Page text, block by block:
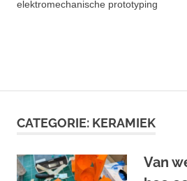
elektromechanische prototyping
CATEGORIE: KERAMIEK
Van